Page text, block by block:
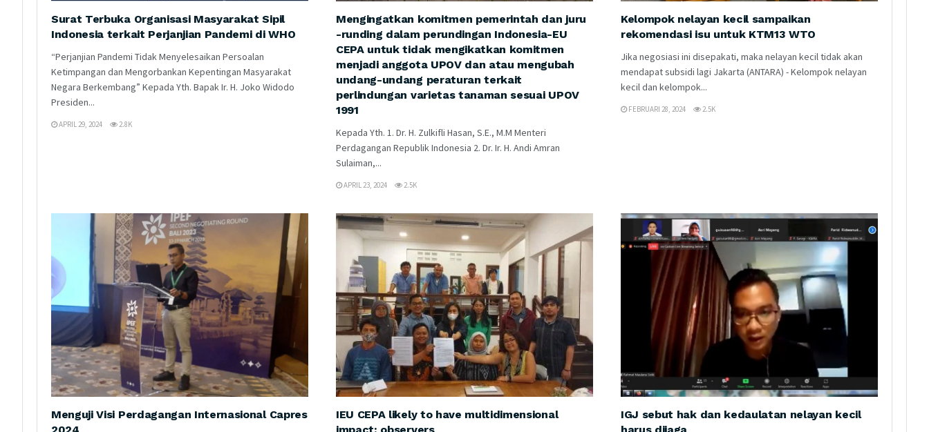
Surat Terbuka Organisasi Masyarakat Sipil
Indonesia terkait Perjanjian Pandemi di WHO
“Perjanjian Pandemi Tidak Menyelesaikan Persoalan
Ketimpangan dan Mengorbankan Kepentingan Masyarakat
Negara Berkembang” Kepada Yth. Bapak Ir. H. Joko Widodo
Presiden...
APRIL 29, 2024 2.8K
Mengingatkan komitmen pemerintah dan juru
-runding dalam perundingan Indonesia-EU
CEPA untuk tidak mengikatkan komitmen
menjadi anggota UPOV dan atau mengubah
undang-undang peraturan terkait
perlindungan varietas tanaman sesuai UPOV
1991
Kepada Yth. 1. Dr. H. Zulkifli Hasan, S.E., M.M Menteri
Perdagangan Republik Indonesia 2. Dr. Ir. H. Andi Amran
Sulaiman,...
APRIL 23, 2024 2.5K
Kelompok nelayan kecil sampaikan
rekomendasi isu untuk KTM13 WTO
Jika negosiasi ini disepakati, maka nelayan kecil tidak akan
mendapat subsidi lagi Jakarta (ANTARA) - Kelompok nelayan
kecil dan kelompok...
FEBRUARI 28, 2024 2.5K
Menguji Visi Perdagangan Internasional Capres
IEU CEPA likely to have multidimensional
IGJ sebut hak dan kedaulatan nelayan kecil